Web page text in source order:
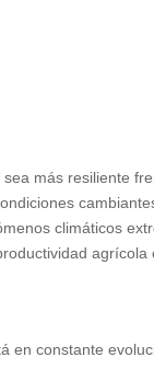
más resiliente
climáticos
en constante